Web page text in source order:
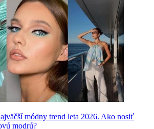
módny trend leta 2026. Ako nosiť
modrú?